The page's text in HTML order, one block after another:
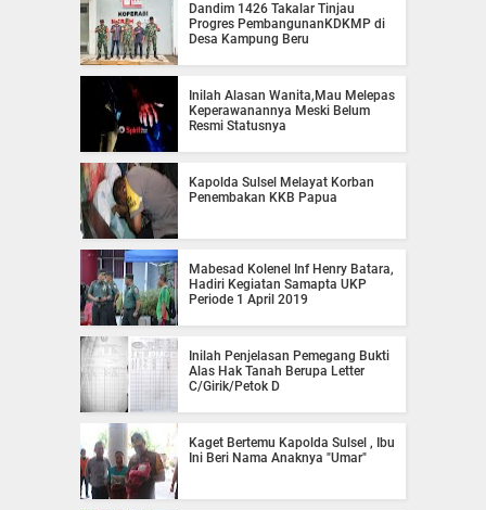
Dandim 1426 Takalar Tinjau
Progres PembangunanKDKMP di
Desa Kampung Beru
Inilah Alasan Wanita,Mau Melepas
Keperawanannya Meski Belum
Resmi Statusnya
Kapolda Sulsel Melayat Korban
Penembakan KKB Papua
Mabesad Kolenel Inf Henry Batara,
Hadiri Kegiatan Samapta UKP
Periode 1 April 2019
Inilah Penjelasan Pemegang Bukti
Alas Hak Tanah Berupa Letter
C/Girik/Petok D
Kaget Bertemu Kapolda Sulsel , Ibu
Ini Beri Nama Anaknya "Umar"